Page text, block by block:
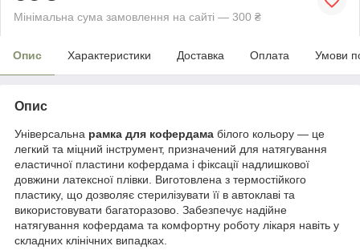
Мінімальна сума замовлення на сайті — 300 ₴
Опис Характеристики Доставка Оплата Умови
Опис
Універсальна рамка для кофердама білого кольору — це
легкий та міцний інструмент, призначений для натягування
еластичної пластини кофердама і фіксації надлишкової
довжини латексної плівки. Виготовлена з термостійкого
пластику, що дозволяє стерилізувати її в автоклаві та
використовувати багаторазово. Забезпечує надійне
натягування кофердама та комфортну роботу лікаря навіть у
складних клінічних випадках.